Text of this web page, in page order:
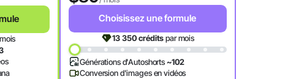
Choisissez une formule
13 350créditspar mois
Générations d'Autoshorts~102
Conversion d'images en vidéos